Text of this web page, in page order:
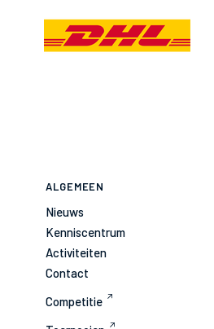
ALGEMEEN
Nieuws
Kenniscentrum
Activiteiten
Contact
Competitie